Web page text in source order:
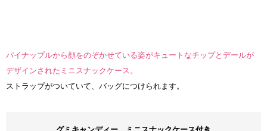
パイナップルから顔をのぞかせている姿がキュートなチップとデールが
デザインされたミニスナックケース。
ストラップがついていて、バッグにつけられます。